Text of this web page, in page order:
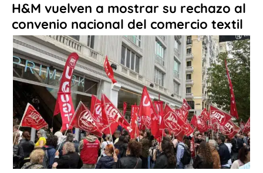
H&M vuelven a mostrar su rechazo al
convenio nacional del comercio textil